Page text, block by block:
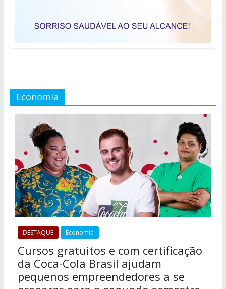
Economia
DESTAQUE Economia
Cursos gratuitos e com certificação
da Coca-Cola Brasil ajudam
pequenos empreendedores a se